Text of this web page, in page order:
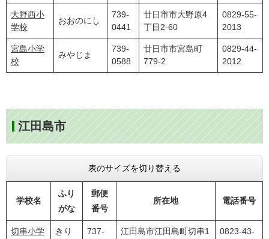
大野西小
学校
おおのにし
739-
0441
廿日市市大野原4
丁目2-60
0829-55-
2013
宮島小学
校
みやじま
739-
0588
廿日市市宮島町
779-2
0829-44-
2012
江田島市
表のサイズを切り替える
学校名
ふり
がな
郵便
番号
所在地 電話番号
切串小学
きり
737-
江田島市江田島町切串1
0823-43-